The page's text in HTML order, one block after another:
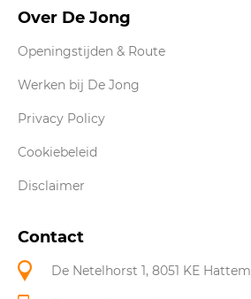
Over De Jong
Openingstijden & Route
Werken bij De Jong
Privacy Policy
Cookiebeleid
Disclaimer
Contact
De Netelhorst 1, 8051 KE Hattem